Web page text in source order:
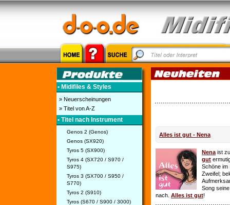
• Midifiles & Styles
» Neuerscheinungen
» Titel von A-Z
• Titel nach Instrument
Genos 2 (Genos)
Genos (SX920)
Tyros 5 (SX900)
Tyros 4 (SX720 / S970 /
S975)
Tyros 3 (SX700 / S950 /
S770)
Tyros 2 (S910)
Tyros (S670 / S900 / 3000)
Alles ist gut - Nena
Nena ist
gut
Schöne im
Zweifel;
Song
nach. Alles ist gut!